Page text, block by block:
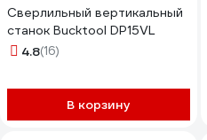
Сверлильный вертикальный
станок Bucktool DP15VL
4.8(16)
В корзину